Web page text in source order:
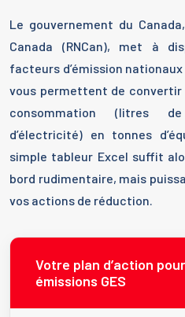
Le gouvernement du
Canada (RNCan), met à
facteurs d’émission
vous permettent de
consommation (litres
d’électricité) en tonnes
simple tableur Excel suffit
bord rudimentaire, mais
vos actions de réduction.
Votre plan d’action
émissions GES